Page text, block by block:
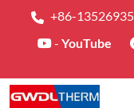
+86-
- YouTube